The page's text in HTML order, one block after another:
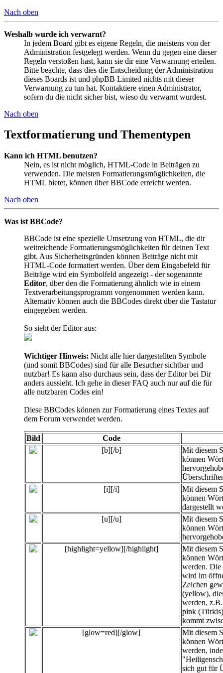
Nach oben
Weshalb wurde ich verwarnt?
In jedem Board gibt es eigene Regeln, die meistens von der
Administration festgelegt werden. Wenn du gegen eine dieser
Regeln verstoßen hast, kann sie dir eine Verwarnung erteilen.
Bitte beachte, dass dies die Entscheidung der Administration
dieses Boards ist und phpBB Limited nichts mit dieser
Verwarnung zu tun hat. Kontaktiere einen Administrator,
sofern du die nicht sicher bist, wieso du verwarnt wurdest.
Nach oben
Textformatierung und Thementypen
Kann ich HTML benutzen?
Nein, es ist nicht möglich, HTML-Code in Beiträgen zu
verwenden. Die meisten Formatierungsmöglichkeiten, die
HTML bietet, können über BBCode erreicht werden.
Nach oben
Was ist BBCode?
BBCode ist eine spezielle Umsetzung von HTML, die dir
weitreichende Formatierungsmöglichkeiten für deinen Text
gibt. Aus Sicherheitsgründen können Beiträge nicht mit
HTML-Code formatiert werden. Über dem Eingabefeld für
Beiträge wird ein Symbolfeld angezeigt - der sogenannte
Editor, über den die Formatierung ähnlich wie in einem
Textverarbeitungsprogramm vorgenommen werden kann.
Alternativ können auch die BBCodes direkt über die Tastatur
eingegeben werden.
So sieht der Editor aus:
Wichtiger Hinweis: Nicht alle hier dargestellten Symbole
(und somit BBCodes) sind für alle Besucher sichtbar und
nutzbar! Es kann also durchaus sein, dass der Editor bei Dir
anders aussieht. Ich gehe in dieser FAQ auch nur auf die für
alle nutzbaren Codes ein!
Diese BBCodes können zur Formatierung eines Textes auf
dem Forum verwendet werden.
Bild
Code
[b][/b]
Mit diesem
können
[i][/i]
Mit diesem
können
dargestellt
[u][/u]
Mit diesem
können
[highlight=yellow][/highlight]
Mit diesem
können
werden. Die
wird im
Zeichen
(yellow),
werden,
pink
kommt
[glow=red][/glow]
Mit diesem
können
werden,
sich gut für